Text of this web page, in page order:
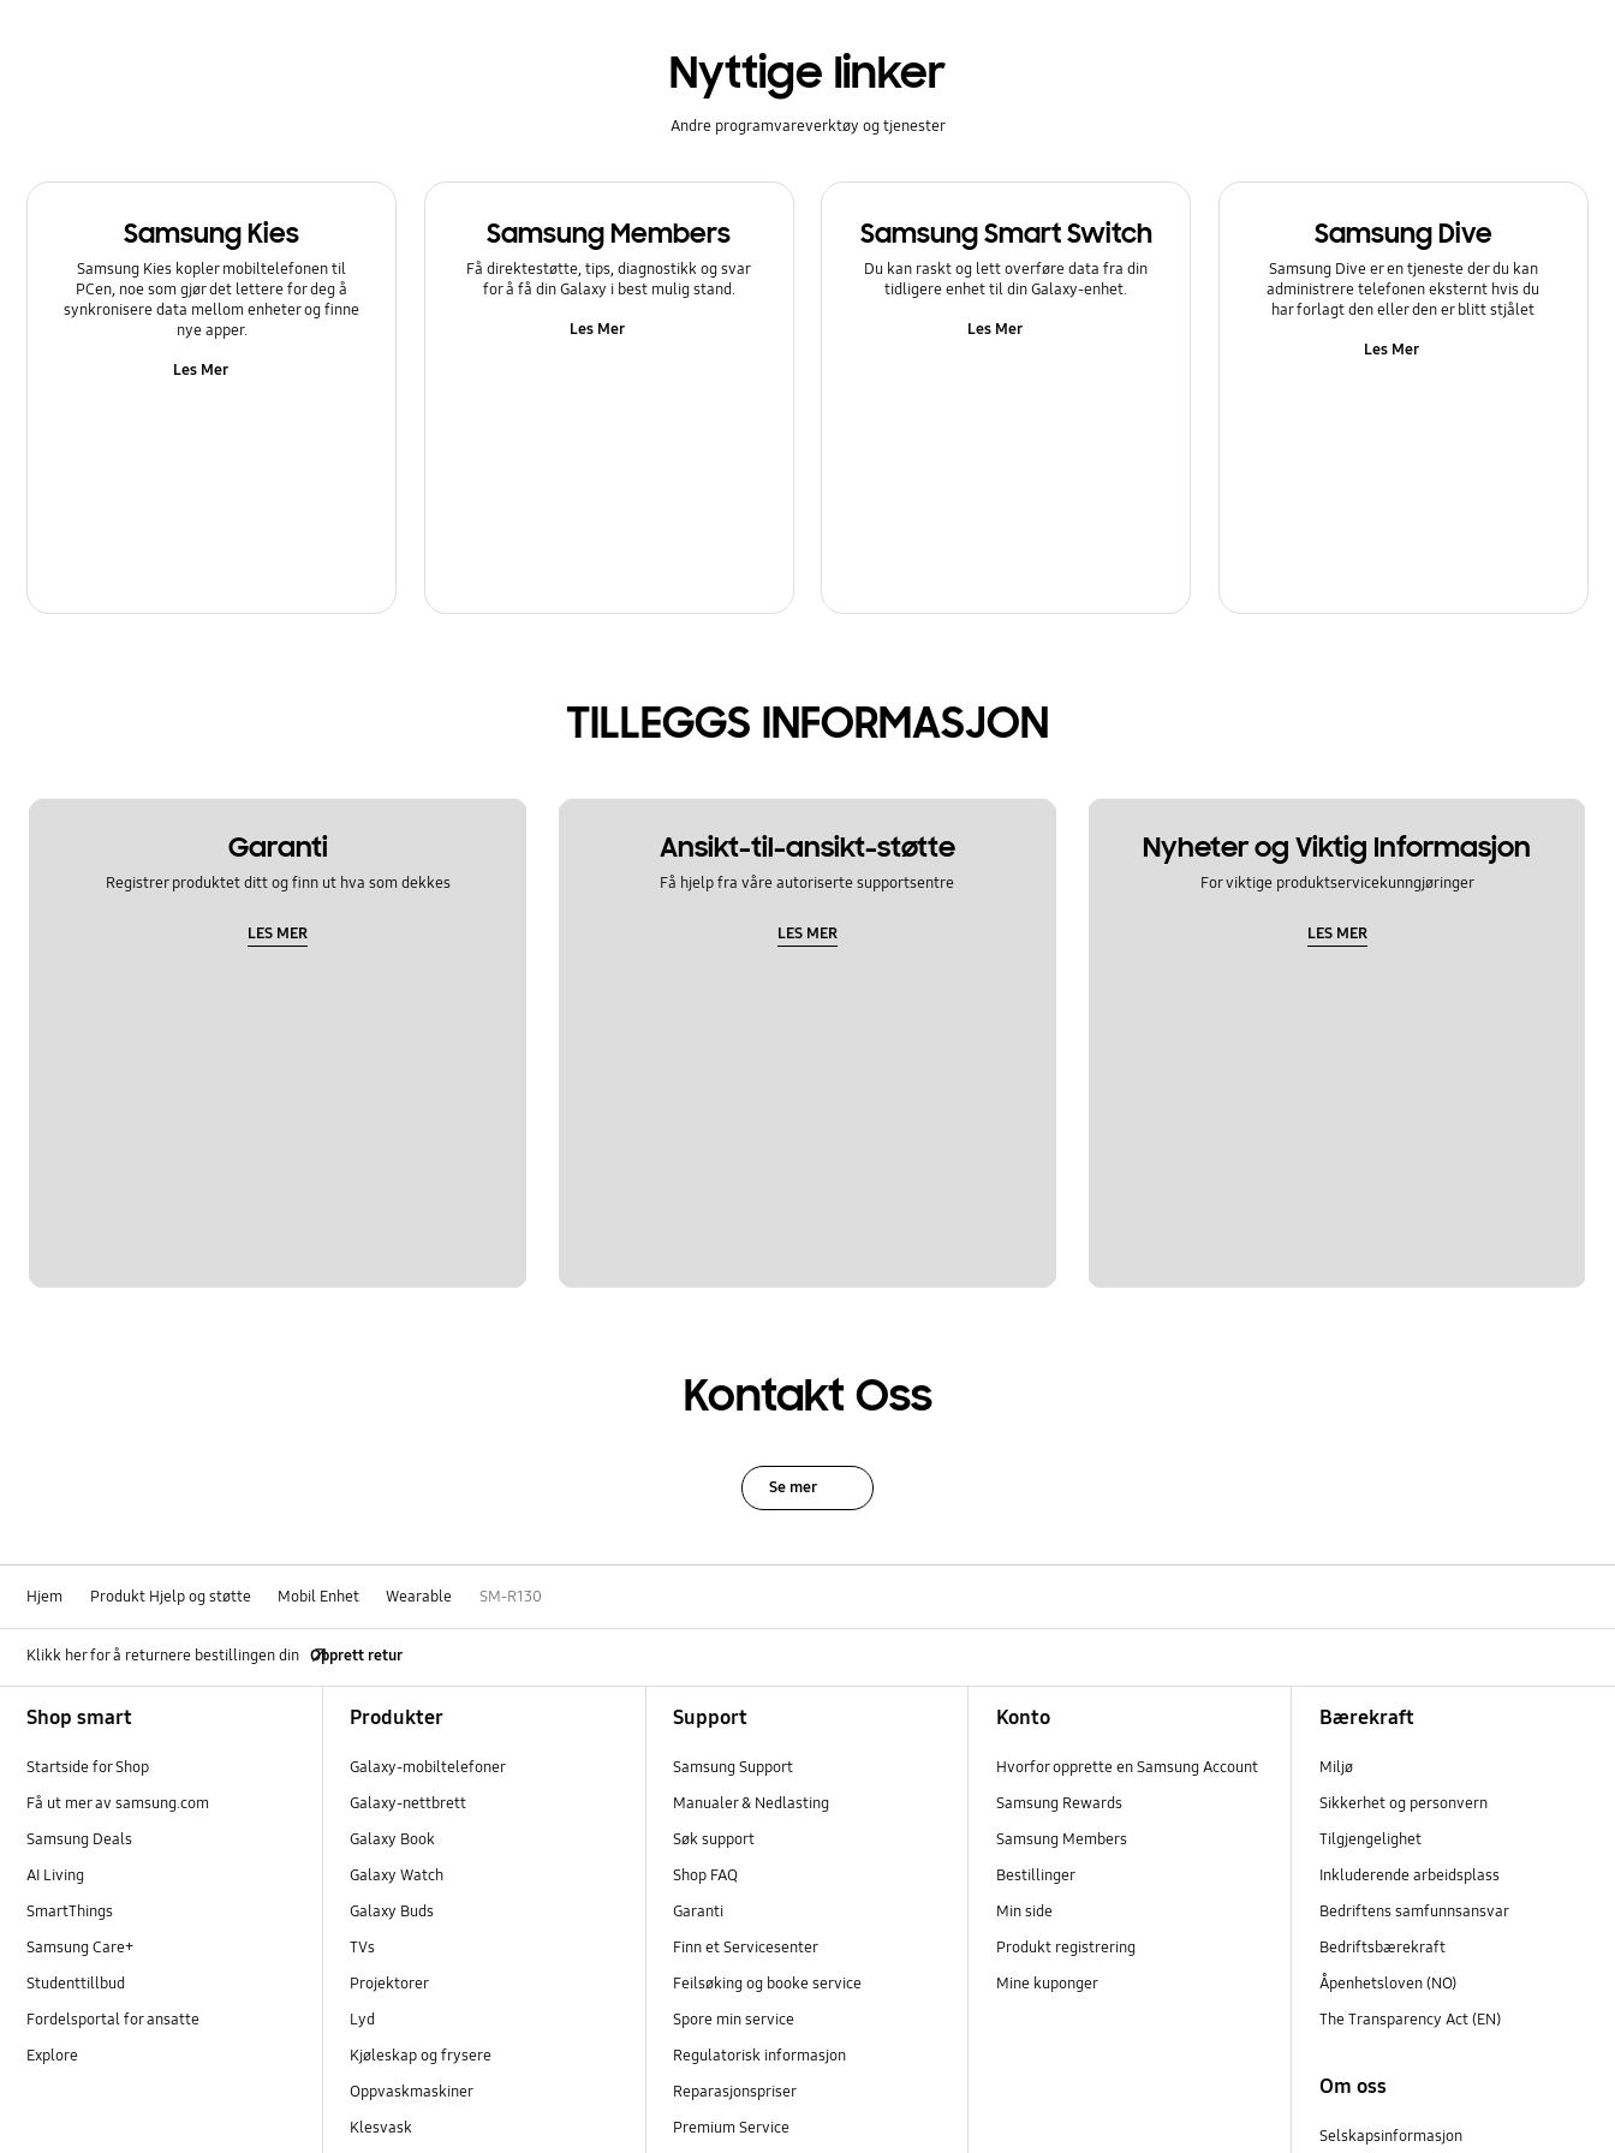
Nyttige linker
Andre programvareverktøy og tjenester
Samsung Kies
Samsung Kies kopler mobiltelefonen til
PCen, noe som gjør det lettere for deg å
synkronisere data mellom enheter og finne
nye apper.
Les Mer
Samsung Members
Få direktestøtte, tips, diagnostikk og svar
for å få din Galaxy i best mulig stand.
Les Mer
Samsung Smart Switch
Du kan raskt og lett overføre data fra din
tidligere enhet til din Galaxy-enhet.
Les Mer
Samsung Dive
Samsung Dive er en tjeneste der du kan
administrere telefonen eksternt hvis du
har forlagt den eller den er blitt stjålet
Les Mer
TILLEGGS INFORMASJON
Garanti
Registrer produktet ditt og finn ut hva som dekkes
LES MER
Ansikt-til-ansikt-støtte
Få hjelp fra våre autoriserte supportsentre
LES MER
Nyheter og Viktig Informasjon
For viktige produktservicekunngjøringer
LES MER
Kontakt Oss
Se mer
Hjem Produkt Hjelp og støtte Mobil Enhet Wearable SM-R130
Klikk her for å returnere bestillingen din Opprett retur
Shop smart
Startside for Shop
Få ut mer av samsung.com
Samsung Deals
AI Living
SmartThings
Samsung Care+
Studenttillbud
Fordelsportal for ansatte
Explore
Produkter
Galaxy-mobiltelefoner
Galaxy-nettbrett
Galaxy Book
Galaxy Watch
Galaxy Buds
TVs
Projektorer
Lyd
Kjøleskap og frysere
Oppvaskmaskiner
Klesvask
Support
Samsung Support
Manualer & Nedlasting
Søk support
Shop FAQ
Garanti
Finn et Servicesenter
Feilsøking og booke service
Spore min service
Regulatorisk informasjon
Reparasjonspriser
Premium Service
Konto
Hvorfor opprette en Samsung Account
Samsung Rewards
Samsung Members
Bestillinger
Min side
Produkt registrering
Mine kuponger
Bærekraft
Miljø
Sikkerhet og personvern
Tilgjengelighet
Inkluderende arbeidsplass
Bedriftens samfunnsansvar
Bedriftsbærekraft
Åpenhetsloven (NO)
The Transparency Act (EN)
Om oss
Selskapsinformasjon